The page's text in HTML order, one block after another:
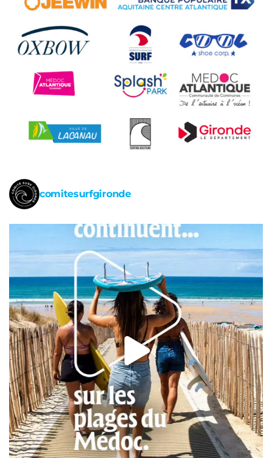
comitesurfgironde